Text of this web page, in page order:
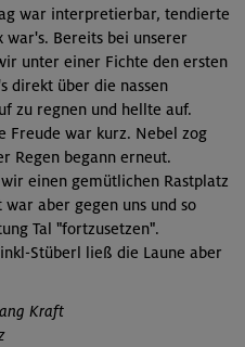
war interpretierbar, tendierte
Bereits bei unserer
unter einer Fichte den ersten
direkt über die nassen
zu regnen und hellte auf.
Freude war kurz. Nebel zog
Regen begann erneut.
einen gemütlichen Rastplatz
aber gegen uns und so
Tal "fortzusetzen".
Stüberl ließ die Laune aber
Kraft